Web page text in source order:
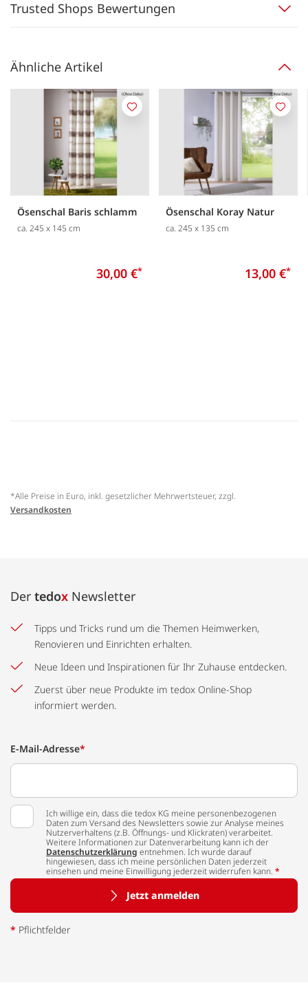
Trusted Shops Bewertungen
Ähnliche Artikel
Ösenschal Baris schlamm
ca. 245 x 145 cm
30,00 €*
Merken
Ösenschal Koray Natur
ca. 245 x 135 cm
13,00 €*
*Alle Preise in Euro, inkl. gesetzlicher Mehrwertsteuer, zzgl.
Versandkosten
Der tedox Newsletter
Tipps und Tricks rund um die Themen Heimwerken,
Renovieren und Einrichten erhalten.
Neue Ideen und Inspirationen für Ihr Zuhause entdecken.
Zuerst über neue Produkte im tedox Online-Shop
informiert werden.
E-Mail-Adresse*
Ich willige ein, dass die tedox KG meine personenbezogenen
Daten zum Versand des Newsletters sowie zur Analyse meines
Nutzerverhaltens (z.B. Öffnungs- und Klickraten) verarbeitet.
Weitere Informationen zur Datenverarbeitung kann ich der
Datenschutzerklärung entnehmen. Ich wurde darauf
hingewiesen, dass ich meine persönlichen Daten jederzeit
einsehen und meine Einwilligung jederzeit widerrufen kann. *
Jetzt anmelden
* Pflichtfelder